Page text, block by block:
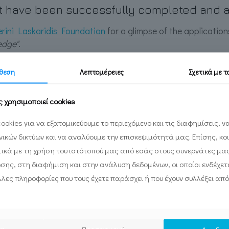
been successfully completed and
Laskaridis Foundation for a glimpse of the
.
and implemented a series of applications featured
the maritime collection, the virtual reality educational
Λεπτομέρειες Σχετικά με
χρησιμοποιεί cookies
για να εξατομικεύουμε το περιεχόμενο και τις διαφημίσεις,
δικτύων και να αναλύουμε την επισκεψιμότητά μας. Επίσης,
με τη χρήση του ιστότοπού μας από εσάς στους συνεργάτες
στη διαφήμιση και στην ανάλυση δεδομένων, οι οποίοι
πληροφορίες που τους έχετε παράσχει ή που έχουν συλλέξει